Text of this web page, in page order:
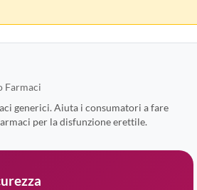
Farmaci
generici. Aiuta i consumatori a fare
per la disfunzione erettile.